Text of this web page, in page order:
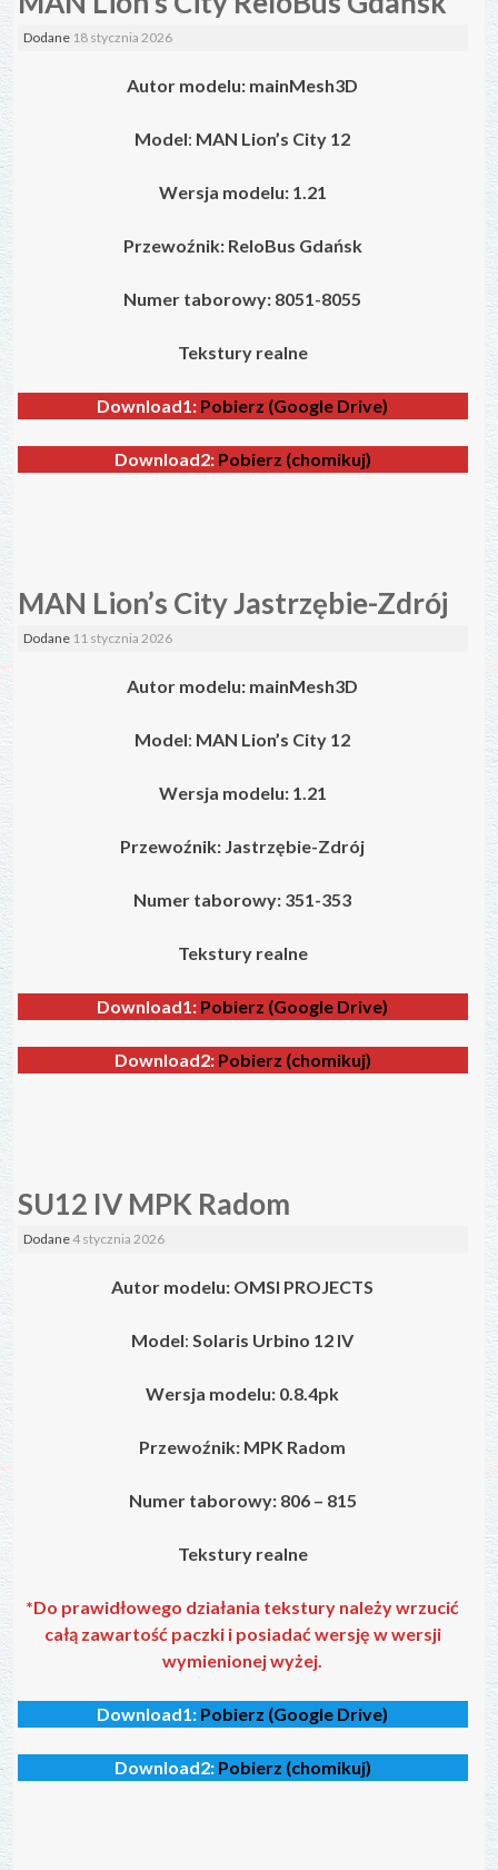
Dodane 18 stycznia 2026
Autor modelu: mainMesh3D
Model: MAN Lion’s City 12
Wersja modelu: 1.21
Przewoźnik: ReloBus Gdańsk
Numer taborowy: 8051-8055
Tekstury realne
Download1: Pobierz (Google Drive)
Download2: Pobierz (chomikuj)
MAN Lion’s City Jastrzębie-Zdrój
Dodane 11 stycznia 2026
Autor modelu: mainMesh3D
Model: MAN Lion’s City 12
Wersja modelu: 1.21
Przewoźnik: Jastrzębie-Zdrój
Numer taborowy: 351-353
Tekstury realne
Download1: Pobierz (Google Drive)
Download2: Pobierz (chomikuj)
SU12 IV MPK Radom
Dodane 4 stycznia 2026
Autor modelu: OMSI PROJECTS
Model:Solaris Urbino 12 IV
Wersja modelu: 0.8.4pk
Przewoźnik: MPK Radom
Numer taborowy: 806 – 815
Tekstury realne
*Do prawidłowego działania tekstury należy wrzucić
całą zawartość paczki i posiadać wersję w wersji
wymienionej wyżej.
Download1: Pobierz (Google Drive)
Download2: Pobierz (chomikuj)